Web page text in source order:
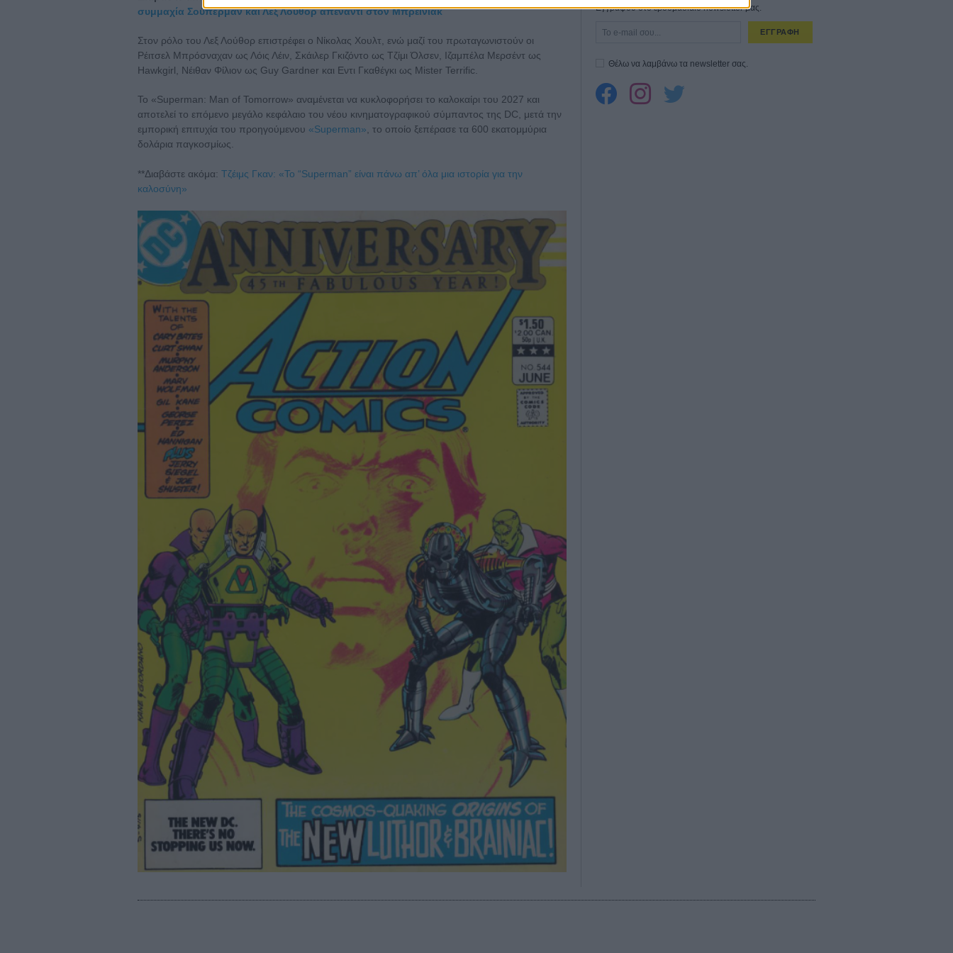
συμμαχία Σούπερμαν και Λεξ Λούθορ απέναντι στον Μπρέινιακ
Στον ρόλο του Λεξ Λούθορ επιστρέφει ο Νίκολας Χουλτ, ενώ μαζί του πρωταγωνιστούν οι
Ρέιτσελ Μπρόσναχαν ως Λόις Λέιν, Σκάιλερ Γκιζόντο ως Τζίμι Όλσεν, Ιζαμπέλα Μερσέντ ως
Hawkgirl, Νέιθαν Φίλιον ως Guy Gardner και Εντι Γκαθέγκι ως Mister Terrific.
Το «Superman: Man of Tomorrow» αναμένεται να κυκλοφορήσει το καλοκαίρι του 2027 και
αποτελεί το επόμενο μεγάλο κεφάλαιο του νέου κινηματογραφικού σύμπαντος της DC, μετά την
εμπορική επιτυχία του προηγούμενου «Superman» , το οποίο ξεπέρασε τα 600 εκατομμύρια
δολάρια παγκοσμίως.
**Διαβάστε ακόμα: Τζέιμς Γκαν: «Το “Superman” είναι πάνω απ’ όλα μια ιστορία για την
καλοσύνη»
Εγγράψου στο εβδομαδιαίο newsletter μας.
ΕΓΓΡΑΦΗ
Θέλω να λαμβάνω τα newsletter σας.